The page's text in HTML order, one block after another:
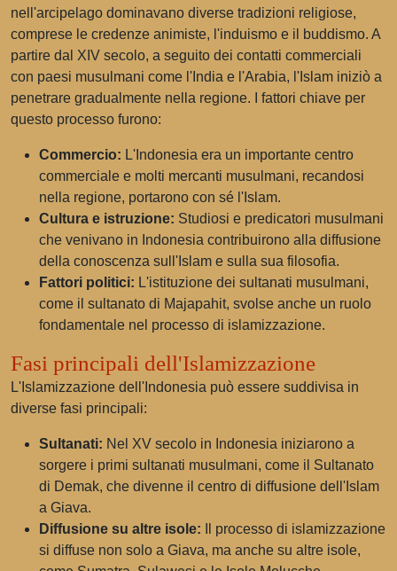
nell'arcipelago dominavano diverse tradizioni religiose,
comprese le credenze animiste, l'induismo e il buddismo. A
partire dal XIV secolo, a seguito dei contatti commerciali
con paesi musulmani come l'India e l'Arabia, l'Islam iniziò a
penetrare gradualmente nella regione. I fattori chiave per
questo processo furono:
Commercio: L'Indonesia era un importante centro
commerciale e molti mercanti musulmani, recandosi
nella regione, portarono con sé l'Islam.
Cultura e istruzione: Studiosi e predicatori musulmani
che venivano in Indonesia contribuirono alla diffusione
della conoscenza sull'Islam e sulla sua filosofia.
Fattori politici: L'istituzione dei sultanati musulmani,
come il sultanato di Majapahit, svolse anche un ruolo
fondamentale nel processo di islamizzazione.
Fasi principali dell'Islamizzazione
L'Islamizzazione dell'Indonesia può essere suddivisa in
diverse fasi principali:
Sultanati: Nel XV secolo in Indonesia iniziarono a
sorgere i primi sultanati musulmani, come il Sultanato
di Demak, che divenne il centro di diffusione dell'Islam
a Giava.
Diffusione su altre isole: Il processo di islamizzazione
si diffuse non solo a Giava, ma anche su altre isole,